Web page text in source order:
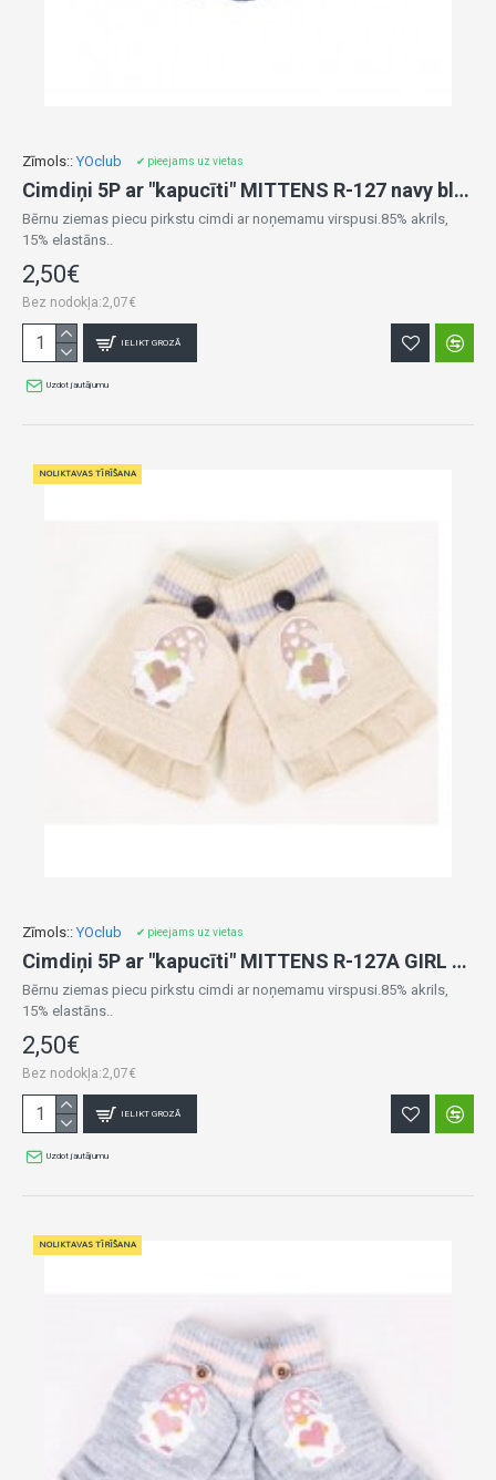
Zīmols:: YOclub ✔ pieejams uz vietas
Cimdiņi 5P ar "kapucīti" MITTENS R-127 navy blue (14)
Bērnu ziemas piecu pirkstu cimdi ar noņemamu virspusi.85% akrils,
15% elastāns..
2,50€
Bez nodokļa:2,07€
IELIKT GROZĀ
Uzdot jautājumu
NOLIKTAVAS TĪRĪŠANA
Zīmols:: YOclub ✔ pieejams uz vietas
Cimdiņi 5P ar "kapucīti" MITTENS R-127A GIRL beige (12)
Bērnu ziemas piecu pirkstu cimdi ar noņemamu virspusi.85% akrils,
15% elastāns..
2,50€
Bez nodokļa:2,07€
IELIKT GROZĀ
Uzdot jautājumu
NOLIKTAVAS TĪRĪŠANA